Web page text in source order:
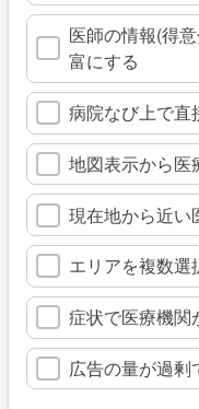
医師の情報(得
富にする
病院なび上で直
地図表示から医
現在地から近い
エリアを複数選
症状で医療機関
広告の量が過剰